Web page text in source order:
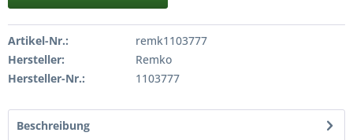
Artikel-Nr.:
remk1103777
Hersteller:
Remko
Hersteller-Nr.:
1103777
Beschreibung